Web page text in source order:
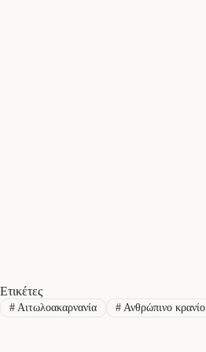
Ετικέτες
#Αιτωλοακαρνανία #Ανθρώπινο κρανίο